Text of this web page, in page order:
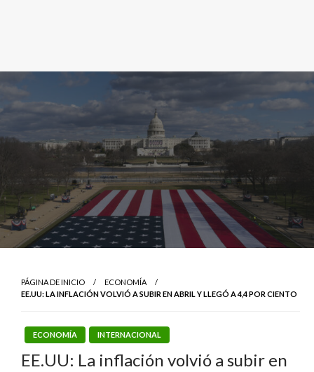
PÁGINA DE INICIO
ECONOMÍA
EE.UU: LA INFLACIÓN VOLVIÓ A SUBIR EN ABRIL Y LLEGÓ A 4,4 POR CIENTO
ECONOMÍA INTERNACIONAL
EE.UU: La inflación volvió a subir en